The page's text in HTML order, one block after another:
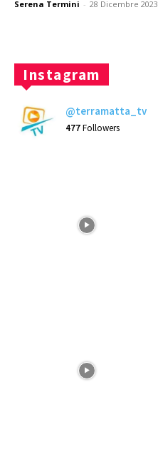
Serena Termini - 28 Dicembre 2023
Instagram
@terramatta_tv
477Followers